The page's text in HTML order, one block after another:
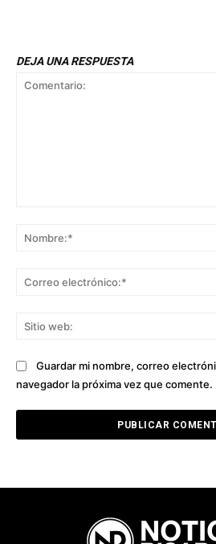
DEJA UNA RESPUESTA
Guardar mi nombre, correo
navegador la próxima vez que comente.